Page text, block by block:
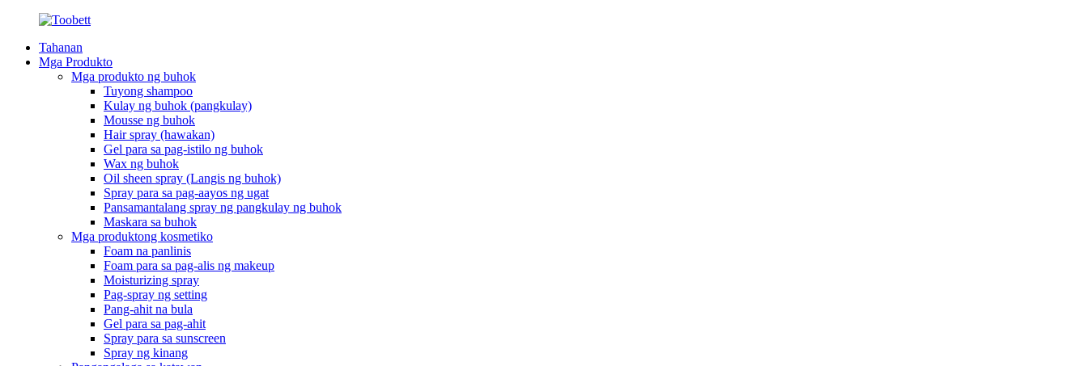
Tahanan
Mga Produkto
Mga produkto ng buhok
Tuyong shampoo
Kulay ng buhok (pangkulay)
Mousse ng buhok
Hair spray (hawakan)
Gel para sa pag-istilo ng buhok
Wax ng buhok
Oil sheen spray (Langis ng buhok)
Spray para sa pag-aayos ng ugat
Pansamantalang spray ng pangkulay ng buhok
Maskara sa buhok
Mga produktong kosmetiko
Foam na panlinis
Foam para sa pag-alis ng makeup
Moisturizing spray
Pag-spray ng setting
Pang-ahit na bula
Gel para sa pag-ahit
Spray para sa sunscreen
Spray ng kinang